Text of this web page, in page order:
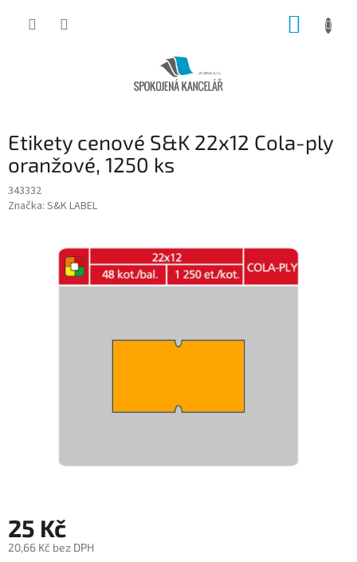
Etikety cenové S&K 22x12 Cola-ply
oranžové, 1250 ks
343332
Značka: S&K LABEL
25 Kč
20,66 Kč bez DPH